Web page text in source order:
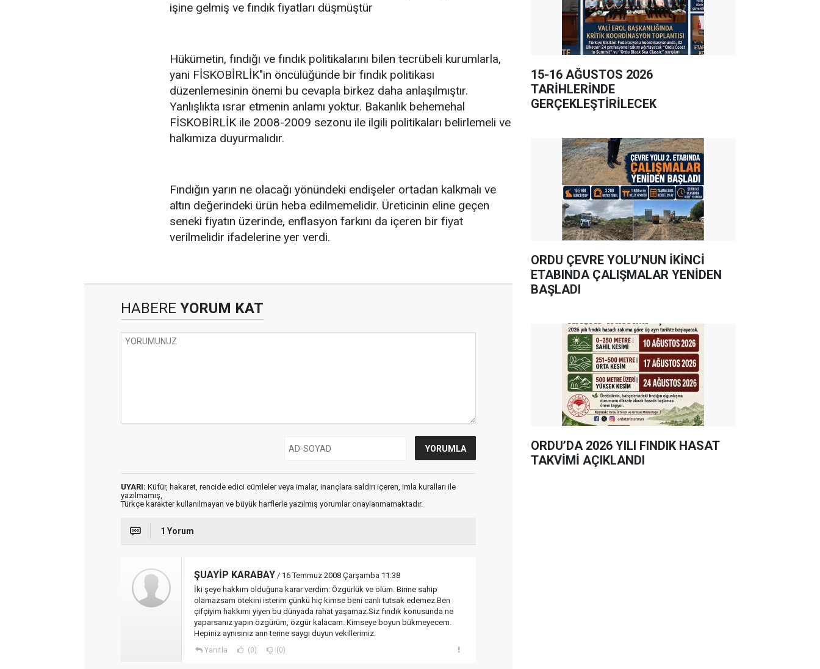
işine gelmiş ve fındık fiyatları düşmüştür
Hükümetin, fındığı ve fındık politikalarını bilen tecrübeli kurumlarla,
yani FİSKOBİRLİK"in öncülüğünde bir fındık politikası
düzenlemesinin önemi bu cevapla birkez daha anlaşılmıştır.
Yanlışlıkta ısrar etmenin anlamı yoktur. Bakanlık behemehal
FİSKOBİRLİK ile 2008-2009 sezonu ile ilgili politikaları belirlemeli ve
halkımıza duyurmalıdır.
Fındığın yarın ne olacağı yönündeki endişeler ortadan kalkmalı ve
altın değerindeki ürün heba edilmemelidir. Üreticinin eline geçen
seneki fiyatın üzerinde, enflasyon farkını da içeren bir fiyat
verilmelidir ifadelerine yer verdi.
HABERE YORUM KAT
UYARI: Küfür, hakaret, rencide edici cümleler veya imalar, inançlara saldırı içeren, imla kuralları ile
yazılmamış,
Türkçe karakter kullanılmayan ve büyük harflerle yazılmış yorumlar onaylanmamaktadır.
1 Yorum
ŞUAYİP KARABAY / 16 Temmuz 2008 Çarşamba 11:38
İki şeye hakkım olduğuna karar verdim: Özgürlük ve ölüm. Birine sahip
olamazsam ötekini isterim çünkü hiç kimse beni canlı tutsak edemez.Ben
çifçiyim hakkımı yiyen bu dünyada rahat yaşamaz.Siz fındık konusunda ne
yaparsanız yapın özgürüm, özgür kalacam. Kimseye boyun bükmeyecem.
Hepiniz aynısınız arın terine saygı duyun vekillerimiz.
Yanıtla (0) (0)
15-16 AĞUSTOS 2026
TARİHLERİNDE
GERÇEKLEŞTİRİLECEK
ORDU ÇEVRE YOLU’NUN İKİNCİ
ETABINDA ÇALIŞMALAR YENİDEN
BAŞLADI
ORDU’DA 2026 YILI FINDIK HASAT
TAKVİMİ AÇIKLANDI